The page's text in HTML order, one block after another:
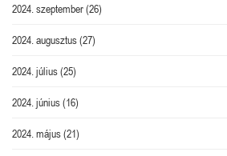
2024. szeptember(26)
2024. augusztus(27)
2024. július(25)
2024. június(16)
2024. május(21)